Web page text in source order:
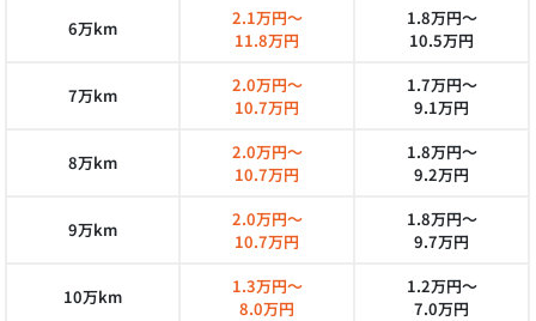
6万km
2.1万円～
11.8万円
1.8万円～
10.5万円
7万km
2.0万円～
10.7万円
1.7万円～
9.1万円
8万km
2.0万円～
10.7万円
1.8万円～
9.2万円
9万km
2.0万円～
10.7万円
1.8万円～
9.7万円
10万km
1.3万円～
8.0万円
1.2万円～
7.0万円